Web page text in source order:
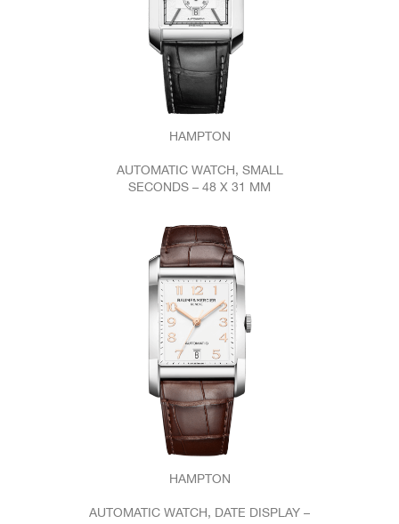
HAMPTON
AUTOMATIC WATCH, SMALL
SECONDS – 48 X 31 MM
HAMPTON
AUTOMATIC WATCH, DATE DISPLAY –